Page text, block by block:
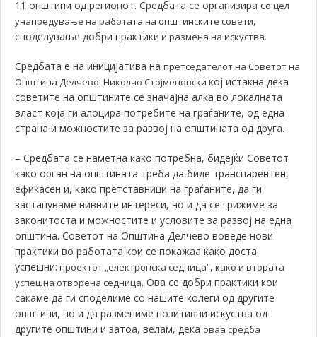
11 општини од регионот. Средбата се организира со цел
унапредување на работата на општинските совети,
споделување добри практики и размена на искуства.
Средбата е на иницијатива на претседателот на Советот на
Општина Делчево, Николчо Стојменовски кој истакна дека
советите на општините се значајна алка во локалната
власт која ги алоцира потребите на граѓаните, од една
страна и можностите за развој на општината од друга.
– Средбата се наметна како потребна, бидејќи Советот
како орган на општината треба да биде транспарентен,
ефикасен и, како претставници на граѓаните, да ги
застапуваме нивните интереси, но и да се грижиме за
законитоста и можностите и условите за развој на една
општина. Советот на Општина Делчево воведе нови
практики во работата кои се покажаа како доста
успешни: проектот „електронска седница“, како и втората
успешна отворена седница. Ова се добри практики кои
сакаме да ги споделиме со нашите колеги од другите
општини, но и да размениме позитивни искуства од
другите општини и затоа, велам, дека оваа средба